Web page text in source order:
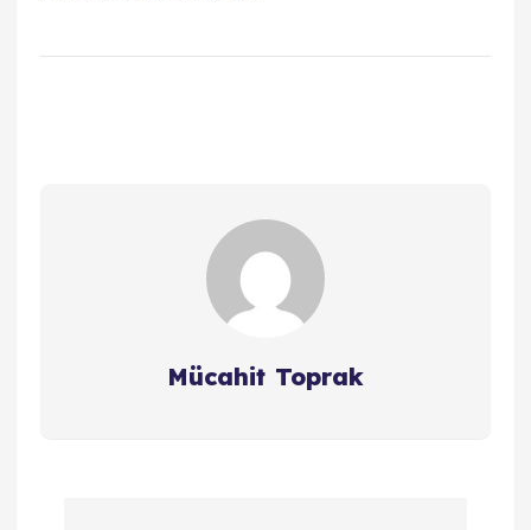
Mücahit Toprak